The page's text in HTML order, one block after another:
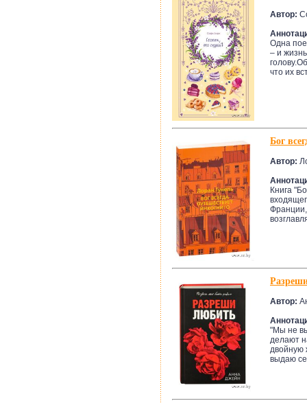
Автор:
Одна
– и
что их
Бог
Автор:
Книга
Франции,
Автор:
"Мы не
делают
двойную
выдаю